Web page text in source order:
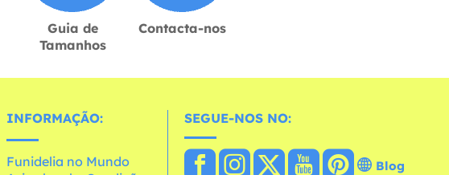
Guia de
Tamanhos
Contacta-nos
INFORMAÇÃO:
Funidelia no Mundo
SEGUE-NOS NO:
Blog